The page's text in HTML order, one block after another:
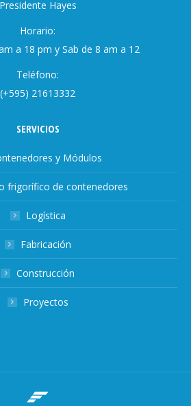
Presidente Hayes
Horario:
a 18 pm y Sab de 8 am a 12
Teléfono:
(+595) 21613332
SERVICIOS
y Módulos
frigorífico de contenedores
Logística
Fabricación
Construcción
Proyectos